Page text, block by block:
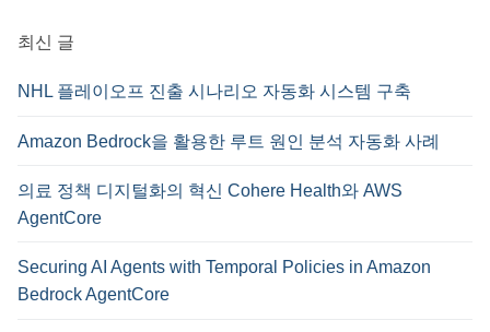
최신 글
NHL 플레이오프 진출 시나리오 자동화 시스템 구축
Amazon Bedrock을 활용한 루트 원인 분석 자동화 사례
의료 정책 디지털화의 혁신 Cohere Health와 AWS
AgentCore
Securing AI Agents with Temporal Policies in Amazon
Bedrock AgentCore